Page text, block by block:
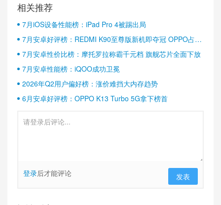
相关推荐
7月iOS设备性能榜：iPad Pro 4被踢出局
7月安卓好评榜：REDMI K90至尊版新机即夺冠 OPPO占据
半壁江山
7月安卓性价比榜：摩托罗拉称霸千元档 旗舰芯片全面下放
7月安卓性能榜：iQOO成功卫冕
2026年Q2用户偏好榜：涨价难挡大内存趋势
6月安卓好评榜：OPPO K13 Turbo 5G拿下榜首
登录后才能评论 发表